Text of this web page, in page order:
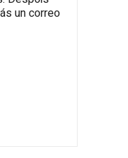
un correo